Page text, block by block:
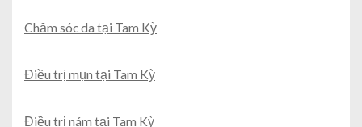
Chăm sóc da tại Tam Kỳ
Điều trị mụn tại Tam Kỳ
Điều trị nám tại Tam Kỳ